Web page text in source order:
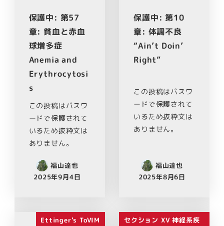
保護中: 第57
章: 貧血と赤血
球増多症
Anemia and
Erythrocytosi
s
この投稿はパスワ
ードで保護されて
いるため抜粋文は
ありません。
福山達也
2025年9月4日
保護中: 第10
章: 体調不良
“Ain’t Doin’
Right”
この投稿はパスワ
ードで保護されて
いるため抜粋文は
ありません。
福山達也
2025年8月6日
Ettinger's ToVIM
セクション XV 神経系疾